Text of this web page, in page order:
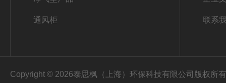
通风柜 联系
Copyright © 2026泰思枫（上海）环保科技有限公司版权